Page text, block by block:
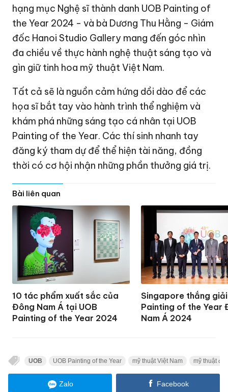
hạng mục Nghệ sĩ thành danh UOB Painting of
the Year 2024 - và bà Dương Thu Hằng - Giám
đốc Hanoi Studio Gallery mang đến góc nhìn
đa chiều về thực hành nghệ thuật sáng tạo và
gìn giữ tinh hoa mỹ thuật Việt Nam.
Tất cả sẽ là nguồn cảm hứng dồi dào để các
họa sĩ bắt tay vào hành trình thể nghiệm và
khám phá những sáng tạo cá nhân tại UOB
Painting of the Year. Các thí sinh nhanh tay
đăng ký tham dự để thể hiện tài năng, đồng
thời có cơ hội nhận những phần thưởng giá trị.
Bài liên quan
10 tác phẩm xuất sắc của
Đông Nam Á tại UOB
Painting of the Year 2024
Singapore thắng giải
Painting of the Year
Nam Á 2024
UOB UOB Painting of the Year mỹ thuật Việt Nam mỹ thuật
Zalo Facebook